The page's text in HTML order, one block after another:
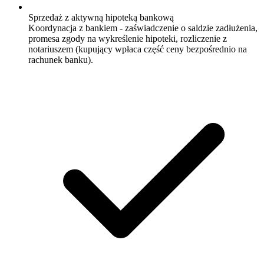
Sprzedaż z aktywną hipoteką bankową
Koordynacja z bankiem - zaświadczenie o saldzie zadłużenia,
promesa zgody na wykreślenie hipoteki, rozliczenie z
notariuszem (kupujący wpłaca część ceny bezpośrednio na
rachunek banku).